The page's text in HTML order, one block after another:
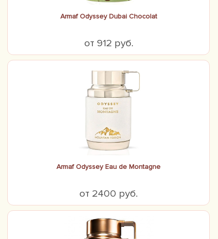
Armaf Odyssey Dubai Chocolat
от 912 руб.
Armaf Odyssey Eau de Montagne
от 2400 руб.